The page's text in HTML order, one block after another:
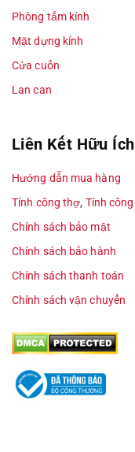
Phòng tắm kính
Mặt dựng kính
Cửa cuốn
Lan can
Liên Kết Hữu Ích
Hướng dẫn mua hàng
Tính công thợ, Tính công
Chính sách bảo mật
Chính sách bảo hành
Chính sách thanh toán
Chính sách vận chuyển